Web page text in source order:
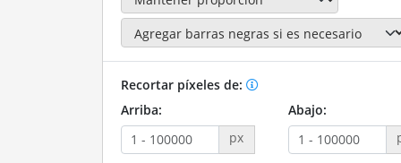
Recortar píxeles de:
Arriba:
px
Abajo: